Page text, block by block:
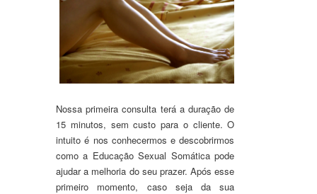
Nossa primeira consulta terá a duração de
15 minutos, sem custo para o cliente. O
intuito é nos conhecermos e descobrirmos
como a Educação Sexual Somática pode
ajudar a melhoria do seu prazer. Após esse
primeiro momento, caso seja da sua